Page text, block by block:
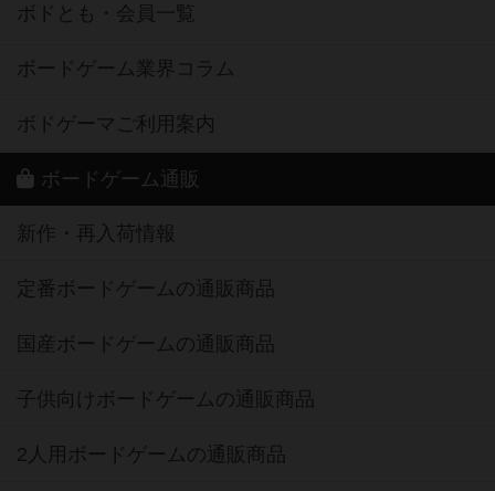
ボドとも・会員一覧
ボードゲーム業界コラム
ボドゲーマご利用案内
ボードゲーム通販
新作・再入荷情報
定番ボードゲームの通販商品
国産ボードゲームの通販商品
子供向けボードゲームの通販商品
2人用ボードゲームの通販商品